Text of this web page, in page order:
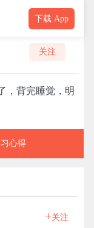
下载 App
关注
，背完睡觉，明
心得
+关注